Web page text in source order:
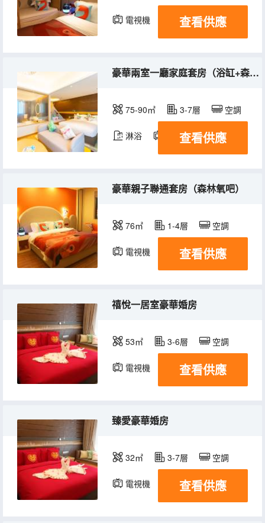
電視機 查看供應
豪華兩室一廳家庭套房（浴缸+森林氧吧）
75-90㎡ 3-7層 空調
淋浴 電視機
查看供應
豪華親子聯通套房（森林氧吧）
76㎡ 1-4層 空調
電視機 查看供應
禧悅一居室豪華婚房
53㎡ 3-6層 空調
電視機 查看供應
臻愛豪華婚房
32㎡ 3-7層 空調
電視機 查看供應